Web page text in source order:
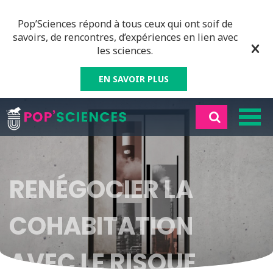
Pop’Sciences répond à tous ceux qui ont soif de
savoirs, de rencontres, d’expériences en lien avec
les sciences.
EN SAVOIR PLUS
RENÉGOCIER LA
COHABITATION
AVEC LE RISQUE